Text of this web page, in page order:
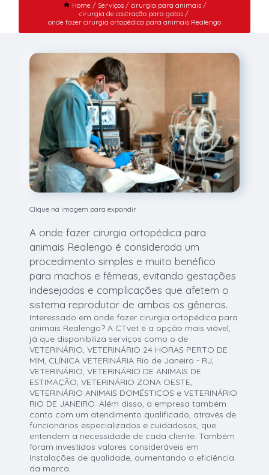
Home Serviços
cirurgia para animais
cirurgia de castração para gatos
onde fazer cirurgia ortopédica para animais Realengo
Clique na imagem para expandir
A onde fazer cirurgia ortopédica para
animais Realengo é considerada um
procedimento simples e muito benéfico
para machos e fêmeas, evitando gestações
indesejadas e complicações que afetem o
sistema reprodutor de ambos os gêneros.
Interessado em onde fazer cirurgia ortopédica para
animais Realengo? A CTvet é a opção mais viável,
já que disponibiliza serviços como o de
VETERINÁRIO, VETERINÁRIO 24 HORAS PERTO DE
MIM, CLÍNICA VETERINÁRIA Rio de Janeiro - RJ,
VETERINÁRIO, VETERINÁRIO DE ANIMAIS DE
ESTIMAÇÃO, VETERINÁRIO ZONA OESTE,
VETERINÁRIO ANIMAIS DOMÉSTICOS e VETERINÁRIO
RIO DE JANEIRO. Além disso, a empresa também
conta com um atendimento qualificado, através de
funcionários especializados e cuidadosos, que
entendem a necessidade de cada cliente. Também
foram investidos valores consideráveis em
instalações de qualidade, aumentando a eficiência
da marca.